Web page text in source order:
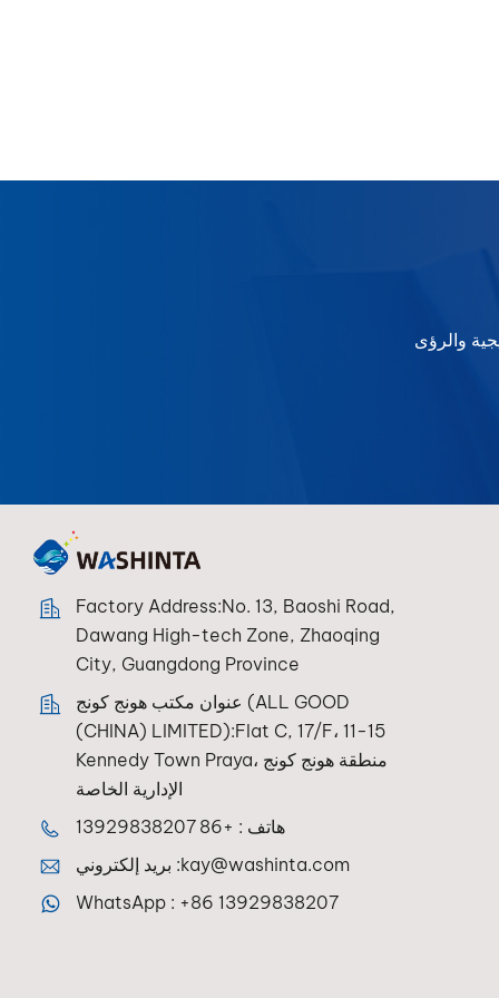
Factory Address:No. 13, Baoshi Road,
Dawang High-tech Zone, Zhaoqing
City, Guangdong Province
عنوان مكتب هونج كونج (ALL GOOD
(CHINA) LIMITED):Flat C, 17/F، 11-15
Kennedy Town Praya، منطقة هونج كونج
الإدارية الخاصة
هاتف : +86 13929838207
بريد إلكتروني :kay@washinta.com
WhatsApp : +86 13929838207